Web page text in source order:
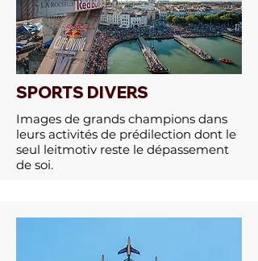
SPORTS DIVERS
Images de grands champions dans
leurs activités de prédilection dont le
seul leitmotiv reste le dépassement
de soi.